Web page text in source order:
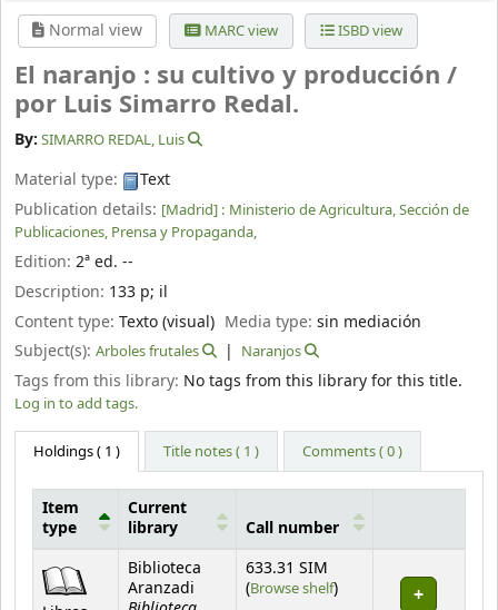
Normal view MARC view ISBD view
El naranjo : su cultivo y producción /
por Luis Simarro Redal.
By: SIMARRO REDAL, Luis
Material type:
Text
Publication details: [Madrid] : Ministerio de Agricultura, Sección de
Publicaciones, Prensa y Propaganda,
Edition: 2ª ed. --
Description: 133 p; il
Content type: Texto (visual) Media type:sin mediación
Subject(s): Arboles frutales Naranjos
Tags from this library: No tags from this library for this title.
Log in to add tags.
Holdings( 1 ) Title notes ( 1 ) Comments ( 0 )
Holdings
Item
type
Current
library
Call number
Biblioteca
Aranzadi
633.31 SIM
(Browse shelf(Opens below)
)